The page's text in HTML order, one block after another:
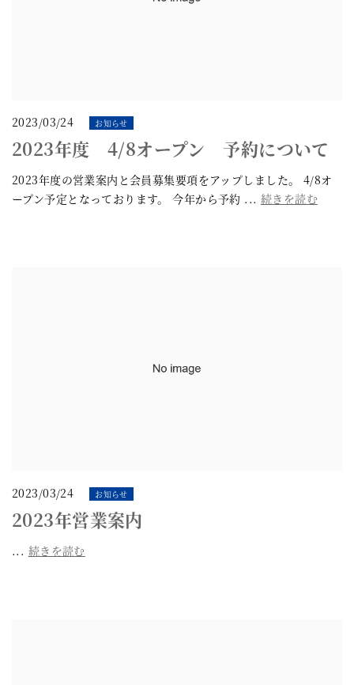
2023/03/24 お知らせ
2023年度 4/8オープン 予約について
2023年度の営業案内と会員募集要項をアップしました。 4/8オ
ープン予定となっております。 今年から予約 ... 続きを読む
2023/03/24 お知らせ
2023年営業案内
... 続きを読む